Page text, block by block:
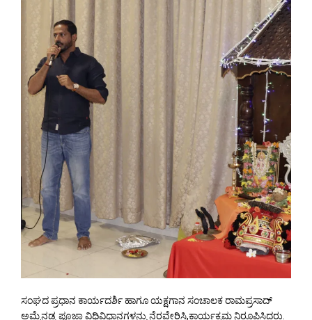
ಸಂಘದ ಪ್ರಧಾನ ಕಾರ್ಯದರ್ಶಿ ಹಾಗೂ ಯಕ್ಷಗಾನ ಸಂಚಾಲಕ ರಾಮಪ್ರಸಾದ್
ಅಮ್ಮೆನಡ್ಕ ಪೂಜಾ ವಿಧಿವಿಧಾನಗಳನ್ನು ನೆರವೇರಿಸಿ,ಕಾರ್ಯಕ್ರಮ ನಿರೂಪಿಸಿದರು.